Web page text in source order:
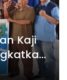
Kaji